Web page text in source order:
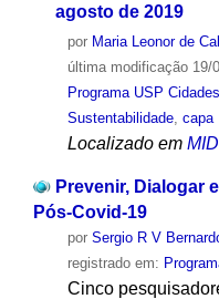
agosto de 2019
por Maria Leonor de
última modificação19/
Programa USP
Sustentabilidade, capa
Localizado em
Prevenir, Dialogar
Pós-Covid-19
por Sergio R V
registrado em:
Cinco